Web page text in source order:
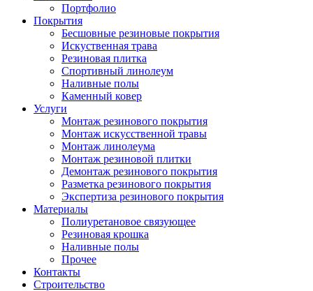
Портфолио
Покрытия
Бесшовные резиновые покрытия
Искуственная трава
Резиновая плитка
Спортивный линолеум
Наливные полы
Каменный ковер
Услуги
Монтаж резинового покрытия
Монтаж искусственной травы
Монтаж линолеума
Монтаж резиновой плитки
Демонтаж резинового покрытия
Разметка резинового покрытия
Экспертиза резинового покрытия
Материалы
Полиуретановое связующее
Резиновая крошка
Наливные полы
Прочее
Контакты
Строительство